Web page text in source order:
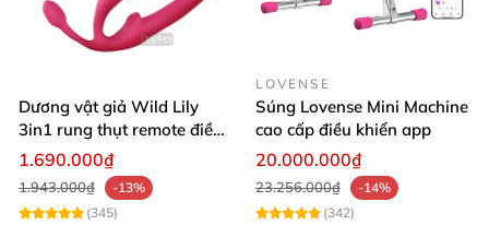
Dương vật giả Wild Lily
3in1 rung thụt remote điều
khiển từ xa 4 động cơ
1.690.000₫
1.943.000₫
-13%
(345)
LOVENSE
Súng Lovense Mini Machine
cao cấp điều khiển app
20.000.000₫
23.256.000₫
-14%
(342)